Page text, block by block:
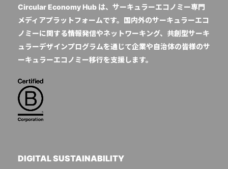
Circular Economy Hub は、サーキュラーエコノミー専門
メディアプラットフォームです。国内外のサーキュラーエコ
ノミーに関する情報発信やネットワーキング、共創型サーキ
ュラーデザインプログラムを通じて企業や自治体の皆様のサ
ーキュラーエコノミー移行を支援します。
DIGITAL SUSTAINABILITY